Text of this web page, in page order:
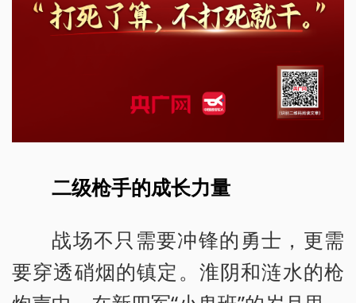
二级枪手的成长力量
战场不只需要冲锋的勇士，更需
要穿透硝烟的镇定。淮阴和涟水的枪